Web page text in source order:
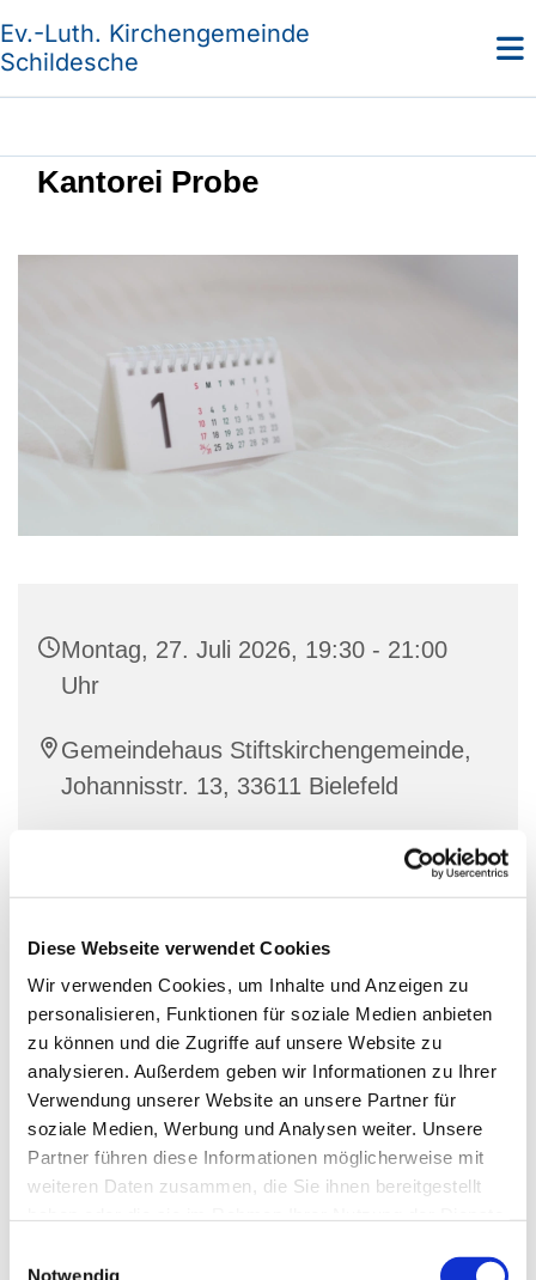
Diese Webseite verwendet Cookies
Wir verwenden Cookies, um Inhalte und Anzeigen zu
personalisieren, Funktionen für soziale Medien anbieten
zu können und die Zugriffe auf unsere Website zu
analysieren. Außerdem geben wir Informationen zu Ihrer
Verwendung unserer Website an unsere Partner für
soziale Medien, Werbung und Analysen weiter. Unsere
Partner führen diese Informationen möglicherweise mit
weiteren Daten zusammen, die Sie ihnen bereitgestellt
Notwendig
Ev.-Luth. Kirchengemeinde
Schildesche
Kantorei Probe
Montag, 27. Juli 2026, 19:30 - 21:00
Uhr
Gemeindehaus Stiftskirchengemeinde,
Johannisstr. 13, 33611 Bielefeld